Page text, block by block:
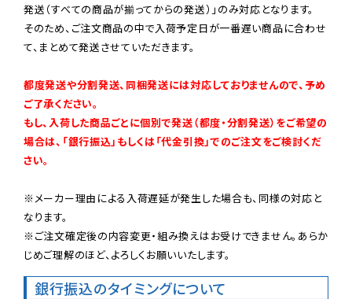
発送（すべての商品が揃ってからの発送）」のみ対応となります。
そのため、ご注文商品の中で入荷予定日が一番遅い商品に合わせ
て、まとめて発送させていただきます。
都度発送や分割発送、同梱発送には対応しておりませんので、予め
ご了承ください。
もし、入荷した商品ごとに個別で発送（都度・分割発送）をご希望の
場合は、「銀行振込」もしくは「代金引換」でのご注文をご検討くだ
さい。
※メーカー理由による入荷遅延が発生した場合も、同様の対応と
なります。
※ご注文確定後の内容変更・組み換えはお受けできません。あらか
じめご理解のほど、よろしくお願いいたします。
銀行振込のタイミングについて